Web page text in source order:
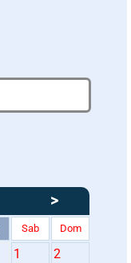
>
Sab Dom
1
2